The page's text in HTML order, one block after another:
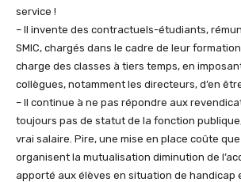
service !
– Il invente des contractuels-étudiants,
SMIC, chargés dans le cadre de leur
charge des classes à tiers temps, en
collègues, notamment les directeurs, d’en
– Il continue à ne pas répondre aux
toujours pas de statut de la fonction
vrai salaire. Pire, une mise en place coûte
organisent la mutualisation diminution de
apporté aux élèves en situation de handicap